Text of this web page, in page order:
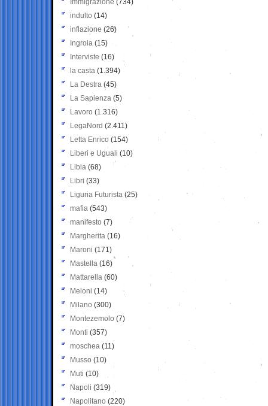
Immigrazione (734)
indulto (14)
inflazione (26)
Ingroia (15)
Interviste (16)
la casta (1.394)
La Destra (45)
La Sapienza (5)
Lavoro (1.316)
LegaNord (2.411)
Letta Enrico (154)
Liberi e Uguali (10)
Libia (68)
Libri (33)
Liguria Futurista (25)
mafia (543)
manifesto (7)
Margherita (16)
Maroni (171)
Mastella (16)
Mattarella (60)
Meloni (14)
Milano (300)
Montezemolo (7)
Monti (357)
moschea (11)
Musso (10)
Muti (10)
Napoli (319)
Napolitano (220)